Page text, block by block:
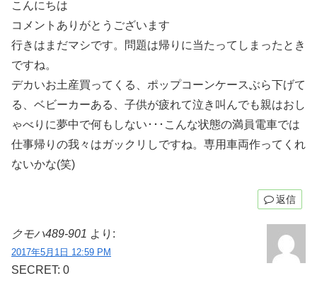
こんにちは
コメントありがとうございます
行きはまだマシです。問題は帰りに当たってしまったとき
ですね。
デカいお土産買ってくる、ポップコーンケースぶら下げて
る、ベビーカーある、子供が疲れて泣き叫んでも親はおし
ゃべりに夢中で何もしない･･･こんな状態の満員電車では
仕事帰りの我々はガックリしですね。専用車両作ってくれ
ないかな(笑)
返信
クモハ489-901 より:
2017年5月1日 12:59 PM
SECRET: 0